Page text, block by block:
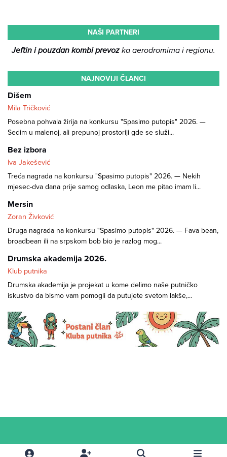
NAŠI PARTNERI
Jeftin i pouzdan kombi prevozka aerodromima i regionu.
NAJNOVIJI ČLANCI
Dišem
Mila Tričković
Posebna pohvala žirija na konkursu "Spasimo putopis" 2026. —
Sedim u malenoj, ali prepunoj prostoriji gde se služi...
Bez izbora
Iva Jakešević
Treća nagrada na konkursu "Spasimo putopis" 2026. — Nekih
mjesec-dva dana prije samog odlaska, Leon me pitao imam li...
Mersin
Zoran Živković
Druga nagrada na konkursu "Spasimo putopis" 2026. — Fava bean,
broadbean ili na srpskom bob bio je razlog mog...
Drumska akademija 2026.
Klub putnika
Drumska akademija je projekat u kome delimo naše putničko
iskustvo da bismo vam pomogli da putujete svetom lakše,...